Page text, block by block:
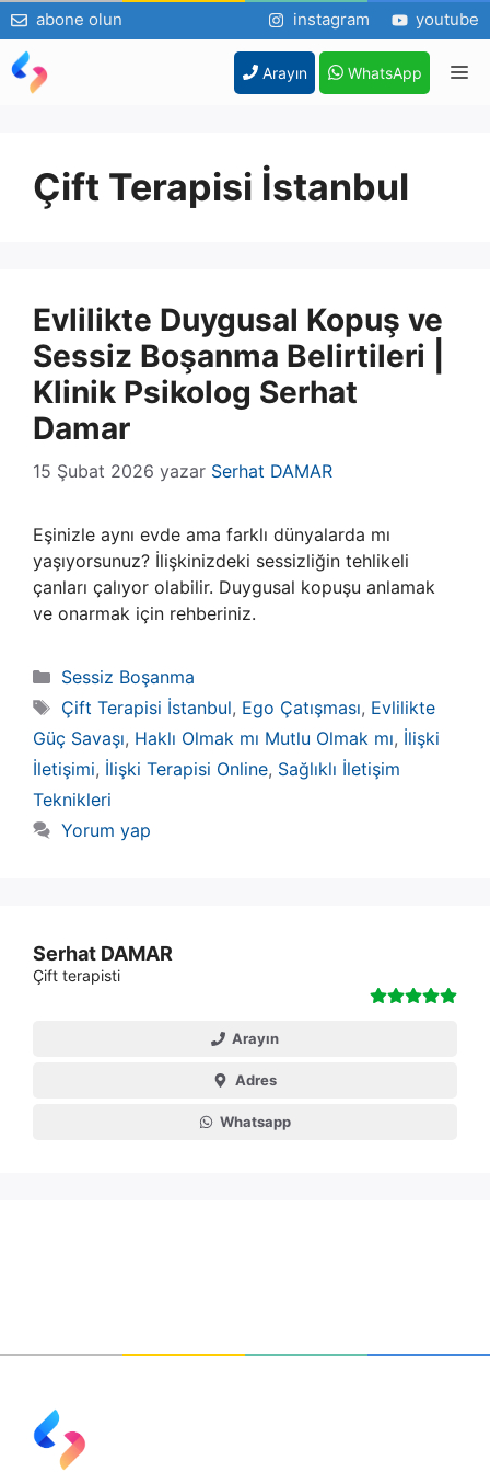
abone olun instagram youtube
İçeriğe
atla
Arayın WhatsApp
Çift Terapisi İstanbul
Evlilikte Duygusal Kopuş ve
Sessiz Boşanma Belirtileri |
Klinik Psikolog Serhat
Damar
15 Şubat 2026 yazar Serhat DAMAR
Eşinizle aynı evde ama farklı dünyalarda mı
yaşıyorsunuz? İlişkinizdeki sessizliğin tehlikeli
çanları çalıyor olabilir. Duygusal kopuşu anlamak
ve onarmak için rehberiniz.
Kategoriler
Sessiz Boşanma
Etiketler
Çift Terapisi İstanbul, Ego Çatışması, Evlilikte
Güç Savaşı, Haklı Olmak mı Mutlu Olmak mı, İlişki
İletişimi, İlişki Terapisi Online, Sağlıklı İletişim
Teknikleri
Yorum yap
Serhat DAMAR
Çift terapisti
Arayın
Adres
Whatsapp